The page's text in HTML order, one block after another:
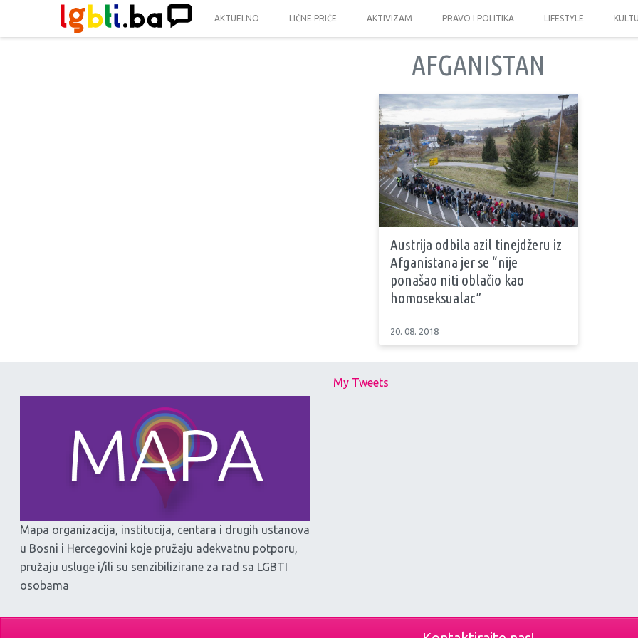
AKTUELNO LIČNE PRIČE AKTIVIZAM PRAVO I POLITIKA LIFESTYLE
AFGANISTAN
Austrija odbila azil tinejdžeru iz
Afganistana jer se “nije
ponašao niti oblačio kao
homoseksualac”
20. 08. 2018
Mapa organizacija, institucija, centara i drugih ustanova
u Bosni i Hercegovini koje pružaju adekvatnu potporu,
pružaju usluge i/ili su senzibilizirane za rad sa LGBTI
osobama
My Tweets